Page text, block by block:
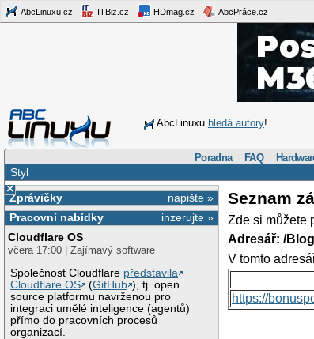
AbcLinuxu.cz ITBiz.cz HDmag.cz AbcPráce.cz
AbcLinuxu hledá autory!
Poradna FAQ
Styl
×
napište »
Zprávičky
inzerujte »
Pracovní nabídky
Cloudflare OS
včera 17:00 | Zajímavý software
Společnost Cloudflare představila
Cloudflare OS
(GitHub ), tj. open
source platformu navrženou pro
integraci umělé inteligence (agentů)
přímo do pracovních procesů
organizací.
Seznam
Zde si můžete
Adresář: /
V tomto
https://